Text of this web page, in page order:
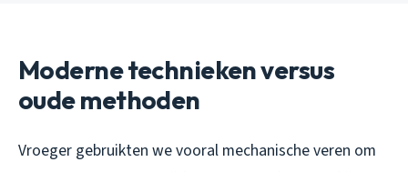
Moderne technieken versus
oude methoden
Vroeger gebruikten we vooral mechanische veren om